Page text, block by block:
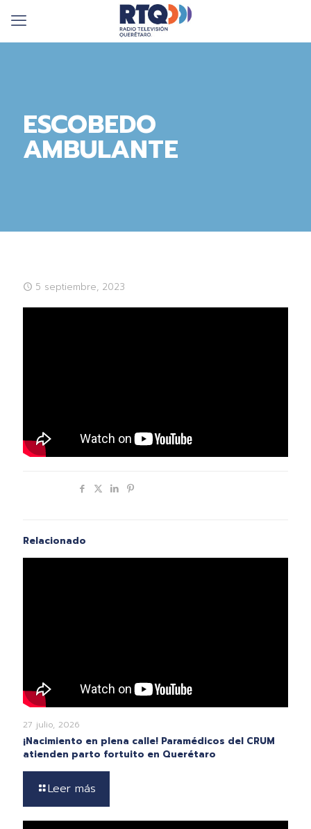
ESCOBEDO
AMBULANTE
5 septiembre, 2023
Relacionado
27 julio, 2026
¡Nacimiento en plena calle! Paramédicos del CRUM
atienden parto fortuito en Querétaro
Leer más